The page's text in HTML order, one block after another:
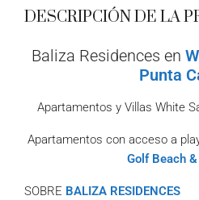
DESCRIPCIÓN DE LA
Baliza Residences en
Punta
Apartamentos y Villas White
Apartamentos con acceso a
Golf Beach
SOBRE BALIZA RESIDENCES